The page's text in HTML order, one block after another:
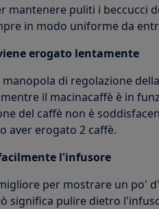
mantenere puliti i beccucci
in modo uniforme da
erogato lentamente
di regolazione
il macinacaffè è in
del caffè non è
aver erogato 2 caffè.
l'infusore
per mostrare un po'
significa pulire dietro